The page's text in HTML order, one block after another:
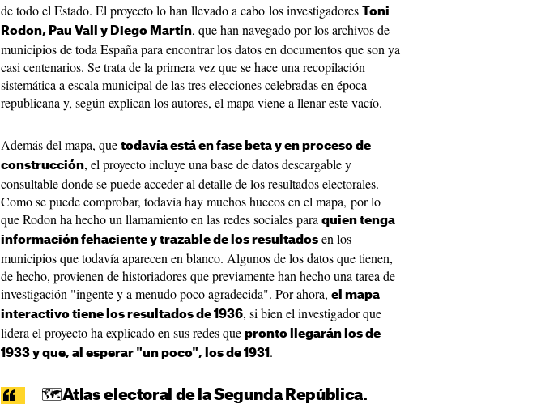
de todo el Estado. El proyecto lo han llevado a cabo los investigadores
Toni
Rodon, Pau Vall y Diego Martín, que han navegado por los archivos de
municipios de toda España para encontrar los datos en documentos que son ya
casi centenarios. Se trata de la primera vez que se hace una recopilación
sistemática a escala municipal de las tres elecciones celebradas en época
republicana y, según explican los autores, el mapa viene a llenar este vacío.
Además del mapa, que todavía está en fase beta y en proceso de
construcción, el proyecto incluye una base de datos descargable y
consultable donde se puede acceder al detalle de los resultados electorales.
Como se puede comprobar, todavía hay muchos huecos en el mapa, por lo
que Rodon ha hecho un llamamiento en las redes sociales para quien tenga
información fehaciente y trazable de los resultados en los
municipios que todavía aparecen en blanco. Algunos de los datos que tienen,
de hecho, provienen de historiadores que previamente han hecho una tarea de
investigación "ingente y a menudo poco agradecida". Por ahora, el mapa
interactivo tiene los resultados de 1936, si bien el investigador que
lidera el proyecto ha explicado en sus redes que pronto llegarán los de
1933 y que, al esperar "un poco", los de 1931 .
🗺️Atlas electoral de la Segunda República.